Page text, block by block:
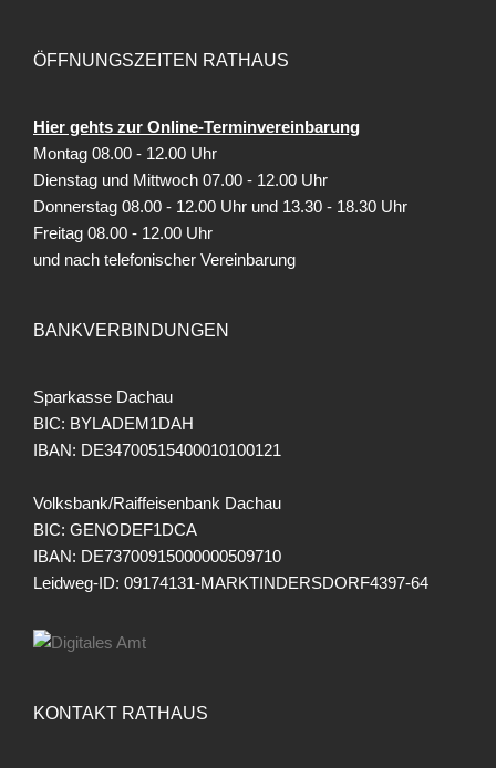
ÖFFNUNGSZEITEN RATHAUS
Hier gehts zur Online-Terminvereinbarung
Montag 08.00 - 12.00 Uhr
Dienstag und Mittwoch 07.00 - 12.00 Uhr
Donnerstag 08.00 - 12.00 Uhr und 13.30 - 18.30 Uhr
Freitag 08.00 - 12.00 Uhr
und nach telefonischer Vereinbarung
BANKVERBINDUNGEN
Sparkasse Dachau
BIC: BYLADEM1DAH
IBAN: DE34700515400010100121
Volksbank/Raiffeisenbank Dachau
BIC: GENODEF1DCA
IBAN: DE73700915000000509710
Leidweg-ID: 09174131-MARKTINDERSDORF4397-64
KONTAKT RATHAUS